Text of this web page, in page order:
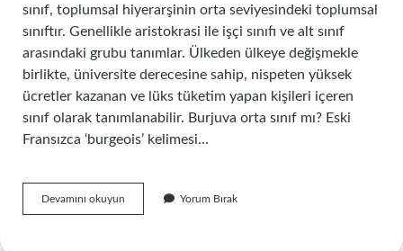
sınıf, toplumsal hiyerarşinin orta seviyesindeki toplumsal
sınıftır. Genellikle aristokrasi ile işçi sınıfı ve alt sınıf
arasındaki grubu tanımlar. Ülkeden ülkeye değişmekle
birlikte, üniversite derecesine sahip, nispeten yüksek
ücretler kazanan ve lüks tüketim yapan kişileri içeren
sınıf olarak tanımlanabilir. Burjuva orta sınıf mı? Eski
Fransızca ‘burgeois’ kelimesi…
Devamını okuyun
Sınıf
Yorum Bırak